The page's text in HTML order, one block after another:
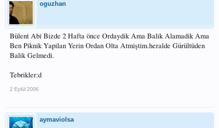
oguzhan
Bülent Abi Bizde 2 Hafta önce Ordaydik Ama Balik Alamadik Ama
Ben Piknik Yapilan Yerin Ordan Olta Atmiştim.heralde Gürültüden
Balik Gelmedi.
Tebrikler:d
2 Eylül 2006
aymaviolsa